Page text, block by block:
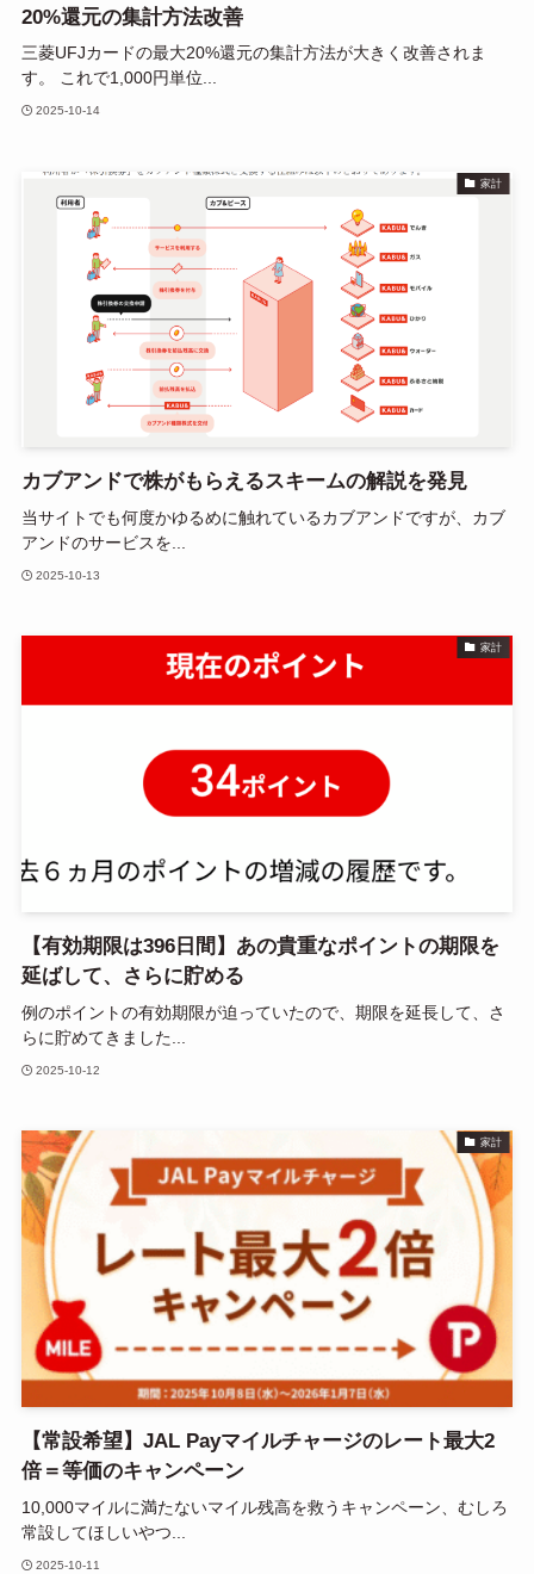
20%還元の集計方法改善
三菱UFJカードの最大20%還元の集計方法が大きく改善されま
す。 これで1,000円単位...
2025-10-14
家計
カブアンドで株がもらえるスキームの解説を発見
当サイトでも何度かゆるめに触れているカブアンドですが、カブ
アンドのサービスを...
2025-10-13
家計
【有効期限は396日間】あの貴重なポイントの期限を
延ばして、さらに貯める
例のポイントの有効期限が迫っていたので、期限を延長して、さ
らに貯めてきました...
2025-10-12
家計
【常設希望】JAL Payマイルチャージのレート最大2
倍＝等価のキャンペーン
10,000マイルに満たないマイル残高を救うキャンペーン、むしろ
常設してほしいやつ...
2025-10-11